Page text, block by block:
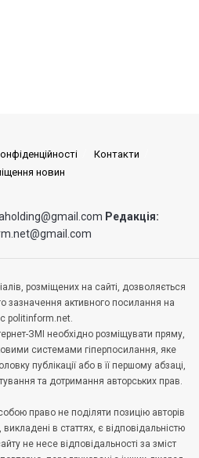
Контакти
новин
Редакція:
розміщених на сайті, дозволяється
зазначення активного посилання на
politinform.net.
ЗМІ необхідно розміщувати пряму,
системами гіперпосилання, яке
публікації або в її першому абзаці,
та дотримання авторських прав.
право не поділяти позицію авторів
в статтях, є відповідальністю
не несе відповідальності за зміст